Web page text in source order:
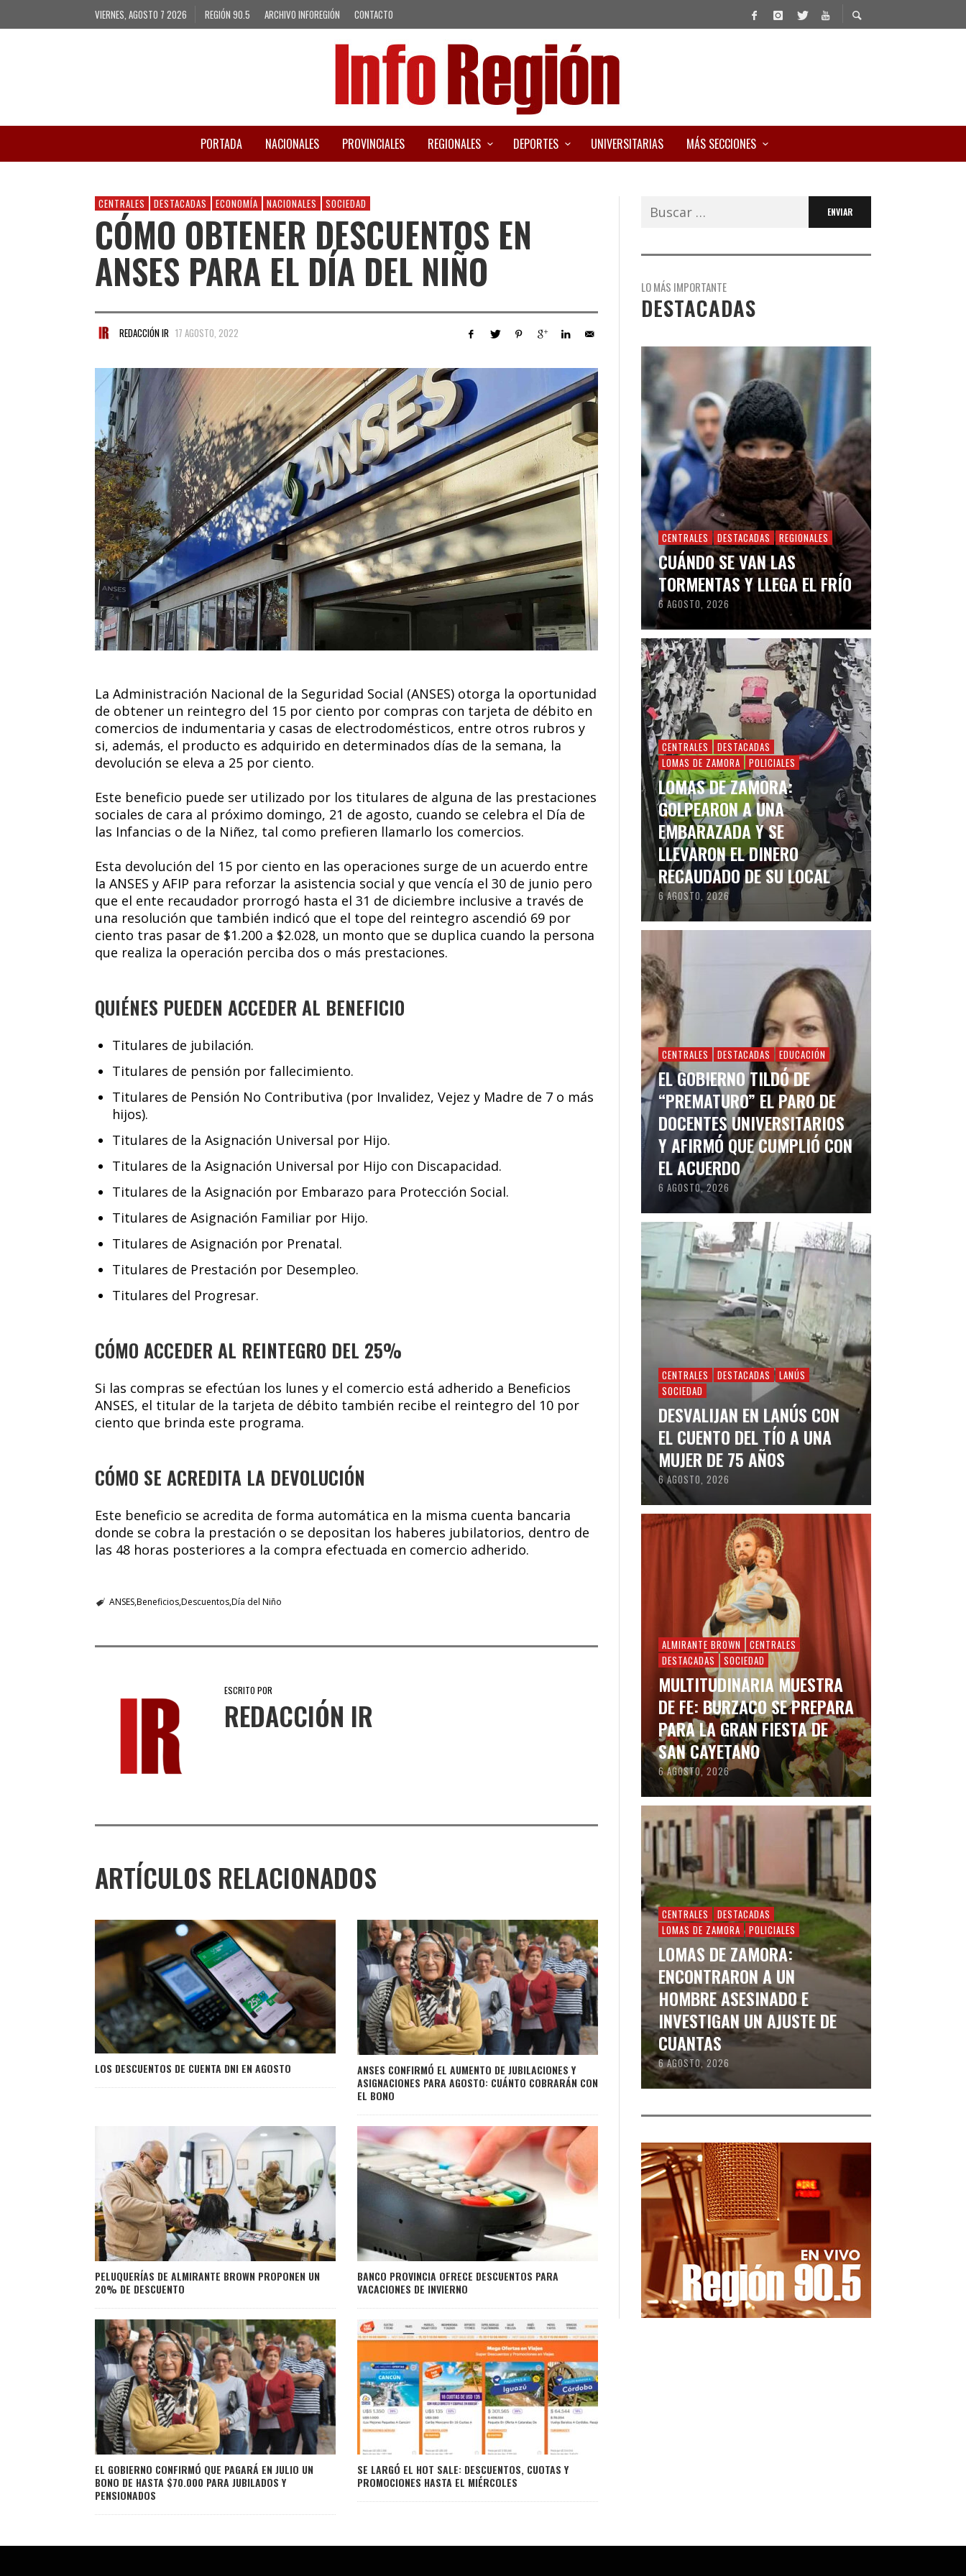
VIERNES, AGOSTO 7 2026 REGIÓN 90.5 ARCHIVO INFOREGIÓN CONTACTO
PORTADA NACIONALES PROVINCIALES REGIONALES DEPORTES UNIVERSITARIAS MÁS SECCIONES
CENTRALES DESTACADAS ECONOMÍA NACIONALES SOCIEDAD
CÓMO OBTENER DESCUENTOS EN
ANSES PARA EL DÍA DEL NIÑO
REDACCIÓN IR 17 AGOSTO, 2022
La Administración Nacional de la Seguridad Social (ANSES) otorga la oportunidad
de obtener un reintegro del 15 por ciento por compras con tarjeta de débito en
comercios de indumentaria y casas de electrodomésticos, entre otros rubros y
si, además, el producto es adquirido en determinados días de la semana, la
devolución se eleva a 25 por ciento.
Este beneficio puede ser utilizado por los titulares de alguna de las prestaciones
sociales de cara al próximo domingo, 21 de agosto, cuando se celebra el Día de
las Infancias o de la Niñez, tal como prefieren llamarlo los comercios.
Esta devolución del 15 por ciento en las operaciones surge de un acuerdo entre
la ANSES y AFIP para reforzar la asistencia social y que vencía el 30 de junio pero
que el ente recaudador prorrogó hasta el 31 de diciembre inclusive a través de
una resolución que también indicó que el tope del reintegro ascendió 69 por
ciento tras pasar de $1.200 a $2.028, un monto que se duplica cuando la persona
que realiza la operación perciba dos o más prestaciones.
QUIÉNES PUEDEN ACCEDER AL BENEFICIO
Titulares de jubilación.
Titulares de pensión por fallecimiento.
Titulares de Pensión No Contributiva (por Invalidez, Vejez y Madre de 7 o más
hijos).
Titulares de la Asignación Universal por Hijo.
Titulares de la Asignación Universal por Hijo con Discapacidad.
Titulares de la Asignación por Embarazo para Protección Social.
Titulares de Asignación Familiar por Hijo.
Titulares de Asignación por Prenatal.
Titulares de Prestación por Desempleo.
Titulares del Progresar.
CÓMO ACCEDER AL REINTEGRO DEL 25%
Si las compras se efectúan los lunes y el comercio está adherido a Beneficios
ANSES, el titular de la tarjeta de débito también recibe el reintegro del 10 por
ciento que brinda este programa.
CÓMO SE ACREDITA LA DEVOLUCIÓN
Este beneficio se acredita de forma automática en la misma cuenta bancaria
donde se cobra la prestación o se depositan los haberes jubilatorios, dentro de
las 48 horas posteriores a la compra efectuada en comercio adherido.
ANSESBeneficiosDescuentosDía del Niño
ESCRITO POR
REDACCIÓN IR
ARTÍCULOS RELACIONADOS
LOS DESCUENTOS DE CUENTA DNI EN AGOSTO
ANSES CONFIRMÓ EL AUMENTO DE JUBILACIONES Y
ASIGNACIONES PARA AGOSTO: CUÁNTO COBRARÁN CON
EL BONO
PELUQUERÍAS DE ALMIRANTE BROWN PROPONEN UN
20% DE DESCUENTO
BANCO PROVINCIA OFRECE DESCUENTOS PARA
VACACIONES DE INVIERNO
EL GOBIERNO CONFIRMÓ QUE PAGARÁ EN JULIO UN
BONO DE HASTA $70.000 PARA JUBILADOS Y
PENSIONADOS
SE LARGÓ EL HOT SALE: DESCUENTOS, CUOTAS Y
PROMOCIONES HASTA EL MIÉRCOLES
Buscar:
LO MÁS IMPORTANTE
DESTACADAS
CENTRALES DESTACADAS REGIONALES
CUÁNDO SE VAN LAS
TORMENTAS Y LLEGA EL FRÍO
6 AGOSTO, 2026
CENTRALES
DESTACADAS
LOMAS DE ZAMORA
POLICIALES
LOMAS DE ZAMORA:
GOLPEARON A UNA
EMBARAZADA Y SE
LLEVARON EL DINERO
RECAUDADO DE SU LOCAL
6 AGOSTO, 2026
CENTRALES DESTACADAS EDUCACIÓN
EL GOBIERNO TILDÓ DE
“PREMATURO” EL PARO DE
DOCENTES UNIVERSITARIOS
Y AFIRMÓ QUE CUMPLIÓ CON
EL ACUERDO
6 AGOSTO, 2026
CENTRALES DESTACADAS
LANÚS
SOCIEDAD
DESVALIJAN EN LANÚS CON
EL CUENTO DEL TÍO A UNA
MUJER DE 75 AÑOS
6 AGOSTO, 2026
ALMIRANTE BROWN
CENTRALES
DESTACADAS
SOCIEDAD
MULTITUDINARIA MUESTRA
DE FE: BURZACO SE PREPARA
PARA LA GRAN FIESTA DE
SAN CAYETANO
6 AGOSTO, 2026
CENTRALES
DESTACADAS
LOMAS DE ZAMORA
POLICIALES
LOMAS DE ZAMORA:
ENCONTRARON A UN
HOMBRE ASESINADO E
INVESTIGAN UN AJUSTE DE
CUANTAS
6 AGOSTO, 2026